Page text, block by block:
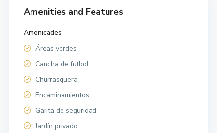
Amenities and Features
Amenidades
Áreas verdes
Cancha de futbol
Churrasquera
Encaminamientos
Garita de seguridad
Jardín privado